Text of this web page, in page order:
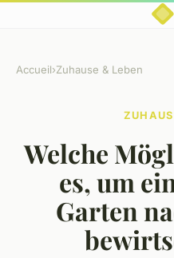
Accueil›Zuhause & Leben
Welche
es, um
Garten